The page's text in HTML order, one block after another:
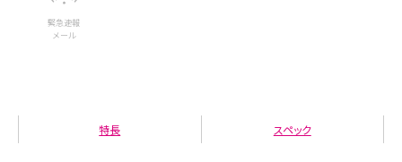
緊急速報
メール
特長 スペック